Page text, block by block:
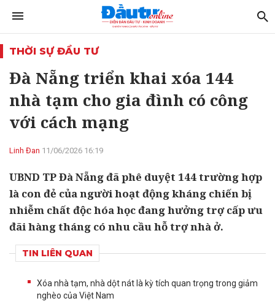
THỜI SỰ ĐẦU TƯ
Đà Nẵng triển khai xóa 144
nhà tạm cho gia đình có công
với cách mạng
Linh Đan 11/06/2026 16:19
UBND TP Đà Nẵng đã phê duyệt 144 trường hợp
là con đẻ của người hoạt động kháng chiến bị
nhiễm chất độc hóa học đang hưởng trợ cấp ưu
đãi hàng tháng có nhu cầu hỗ trợ nhà ở.
TIN LIÊN QUAN
Xóa nhà tạm, nhà dột nát là kỳ tích quan trọng trong giảm
nghèo của Việt Nam